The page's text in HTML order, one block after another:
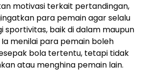
motivasi terkait pertandingan,
para pemain agar selalu
sportivitas, baik di dalam maupun
menilai para pemain boleh
bola tertentu, tetapi tidak
atau menghina pemain lain.